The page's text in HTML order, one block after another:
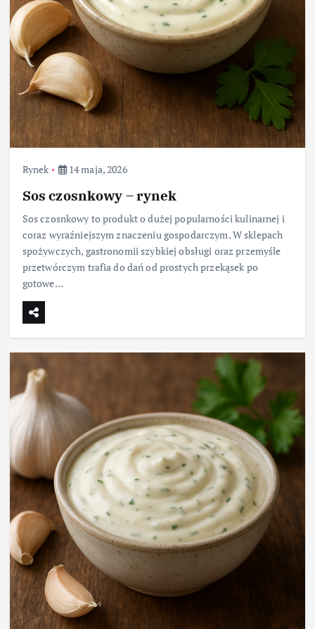
Rynek 14 maja, 2026
Sos czosnkowy – rynek
Sos czosnkowy to produkt o dużej popularności kulinarnej i
coraz wyraźniejszym znaczeniu gospodarczym. W sklepach
spożywczych, gastronomii szybkiej obsługi oraz przemyśle
przetwórczym trafia do dań od prostych przekąsek po
gotowe…